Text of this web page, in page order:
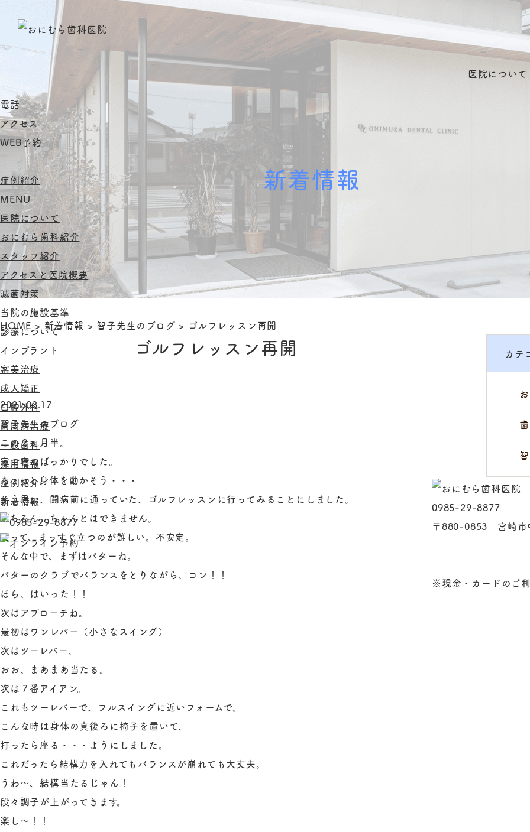
医院について
電話
アクセス
WEB予約
症例紹介
MENU
医院について
おにむら歯科紹介
スタッフ紹介
アクセスと医院概要
滅菌対策
当院の施設基準
診療について
インプラント
審美治療
成人矯正
口腔外科
歯周病治療
一般歯科
採用情報
症例紹介
新着情報
新着情報
HOME > 新着情報 > 智子先生のブログ > ゴルフレッスン再開
ゴルフレッスン再開
2021.03.17
智子先生のブログ
この２ヶ月半。
家で寝てばっかりでした。
ちょっと身体を動かそう・・・
そう思い、闘病前に通っていた、ゴルフレッスンに行ってみることにしました。
もちろん。ちゃんとはできません。
だって、まっすぐ立つのが難しい。不安定。
そんな中で、まずはパターね。
パターのクラブでバランスをとりながら、コン！！
ほら、はいった！！
次はアプローチね。
最初はワンレバー（小さなスイング）
次はツーレバー。
おお、まあまあ当たる。
次は７番アイアン。
これもツーレバーで、フルスイングに近いフォームで。
こんな時は身体の真後ろに椅子を置いて、
打ったら座る・・・ようにしました。
これだったら結構力を入れてもバランスが崩れても大丈夫。
うわ～、結構当たるじゃん！
段々調子が上がってきます。
楽し～！！
カテ
0985-29-8877
〒880-0853 宮崎市
※現金・カードのご利